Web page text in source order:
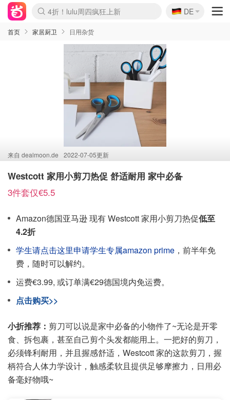
Boticinal 夏促开抢！
4折！lulu周四疯狂上新
还没结束！&OtherStories大促
Joybuy变相75折 随时失效
速领！Stanley独家85折
疑似霸哥！Camper额外叠85折
Zalando 奥莱闪促！每日更新
Moncler反季囤！5折起+叠9折
Coach Brooklyn仅€192
🇩🇪
DE
首页 家居厨卫 日用杂货
来自 dealmoon.de 2022-07-05更新
Westcott 家用小剪刀热促 舒适耐用 家中必备
3件套仅€5.5
Amazon德国亚马逊 现有 Westcott 家用小剪刀热促低至
4.2折
学生请点击这里申请学生专属amazon prime ，前半年免
费，随时可以解约。
运费€3.99, 或订单满€29德国境内免运费。
点击购买>>
小折推荐： 剪刀可以说是家中必备的小物件了~无论是开零
食、拆包裹，甚至自己剪个头发都能用上。一把好的剪刀，
必须锋利耐用，并且握感舒适，Westcott 家的这款剪刀，握
柄符合人体力学设计，触感柔软且提供足够摩擦力，日用必
备毫好物哦~